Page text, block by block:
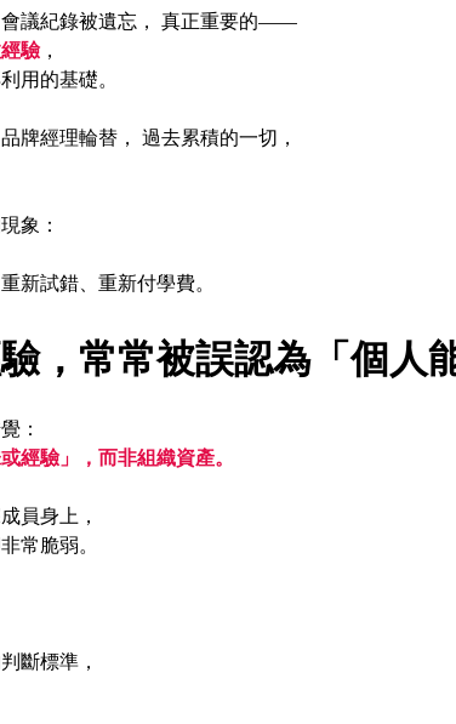
議紀錄被遺忘， 真正重要的——
驗，
用的基礎。
牌經理輪替， 過去累積的一切，
象：
新試錯、重新付學費。
，常常被誤認為「個人
：
經驗」，而非組織資產。
員身上，
常脆弱。
斷標準，